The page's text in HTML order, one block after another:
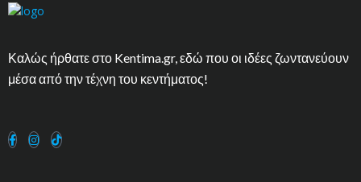
Καλώς ήρθατε στο Kentima.gr, εδώ που οι ιδέες ζωντανεύουν
μέσα από την τέχνη του κεντήματος!